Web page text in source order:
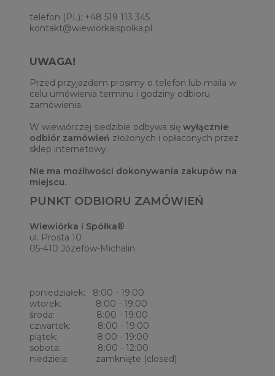
telefon (PL): +48 519 113 345
kontakt@wiewiorkaispolka.pl
UWAGA!
Przed przyjazdem prosimy o telefon lub maila w
celu umówienia terminu i godziny odbioru
zamówienia.
W wiewiórczej siedzibie odbywa się wyłącznie
odbiór zamówień złożonych i opłaconych przez
sklep internetowy.
Nie ma możliwości dokonywania zakupów na
miejscu.
PUNKT ODBIORU ZAMÓWIEŃ
Wiewiórka i Spółka®
ul. Prosta 10
05-410 Józefów-Michalin
poniedziałek: 8:00 - 19:00
wtorek: 8:00 - 19:00
środa: 8:00 - 19:00
czwartek: 8:00 - 19:00
piątek: 8:00 - 19:00
sobota: 8:00 - 12:00
niedziela: zamknięte (closed)